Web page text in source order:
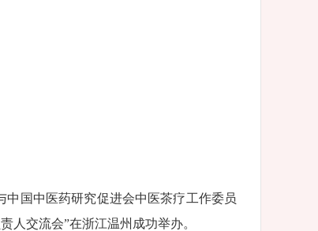
中国中医药研究促进会中医茶疗工作委员
人交流会”在浙江温州成功举办。